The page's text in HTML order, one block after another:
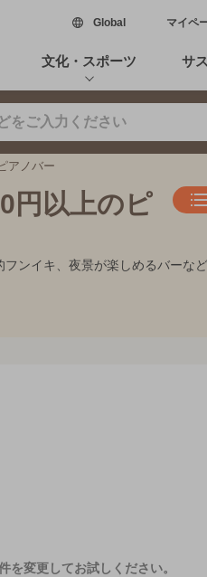
Global新しいウィンド
マイペ
文化・スポーツ サ
アノバー
円以上のピ
ンイキ、夜景が楽しめるバーな
を変更してお試しください。